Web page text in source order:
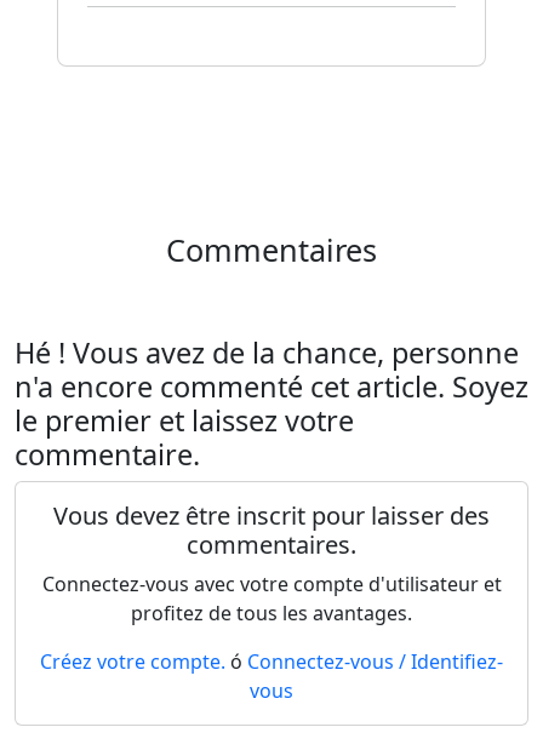
Commentaires
Hé ! Vous avez de la chance, personne
n'a encore commenté cet article. Soyez
le premier et laissez votre
commentaire.
Vous devez être inscrit pour laisser des
commentaires.
Connectez-vous avec votre compte d'utilisateur et
profitez de tous les avantages.
Créez votre compte. ó Connectez-vous / Identifiez-
vous